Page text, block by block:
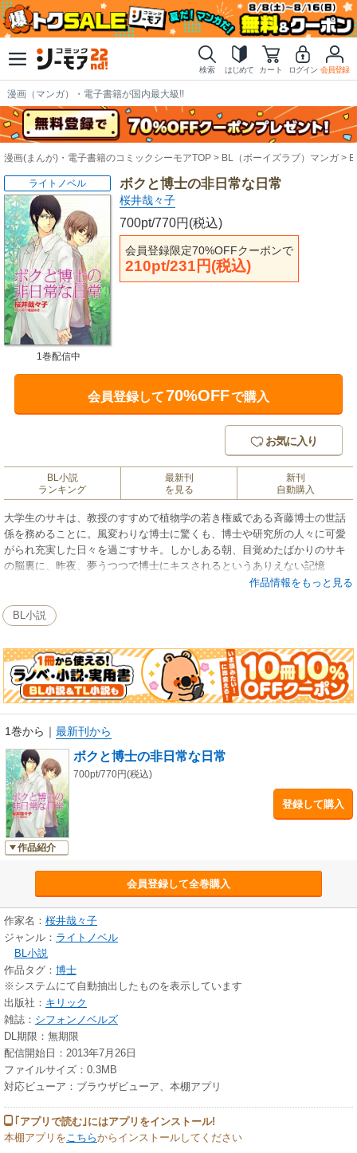
検索 はじめて カート ログイン 会員登録
漫画（マンガ）・電子書籍が国内最大級!!
漫画(まんが)・電子書籍のコミックシーモアTOP BL（ボーイズラブ）マンガ
ボクと博士の非日常な日常
桜井哉々子
700pt/770円(税込)
会員登録限定70%OFFクーポンで
210pt/231円(税込)
ライトノベル
1巻配信中
会員登録して70%OFFで購入
お気に入り
BL小説
ランキング
最新刊
を見る
新刊
自動購入
大学生のサキは、教授のすすめで植物学の若き権威である斉藤博士の世話
係を務めることに。風変わりな博士に驚くも、博士や研究所の人々に可愛
がられ充実した日々を過ごすサキ。しかしある朝、目覚めたばかりのサキ
の脳裏に、昨夜、夢うつつで博士にキスされるというありえない記憶
が！？しかも、突然の契約打ち切りなんて一体なにがどうなっちゃってる
作品情報をもっと見る
BL小説
1巻から ｜ 最新刊から
作品紹介
ボクと博士の非日常な日常
700pt/770円(税込)
登録して購入
会員登録して全巻購入
作家名： 桜井哉々子
ジャンル： ライトノベル
BL小説
作品タグ： 博士
※システムにて自動抽出したものを表示しています
出版社： キリック
雑誌： シフォンノベルズ
DL期限：無期限
配信開始日：2013年7月26日
ファイルサイズ：0.3MB
対応ビューア：ブラウザビューア、本棚アプリ
｢アプリで読む｣にはアプリをインストール!
本棚アプリを こちらからインストールしてください